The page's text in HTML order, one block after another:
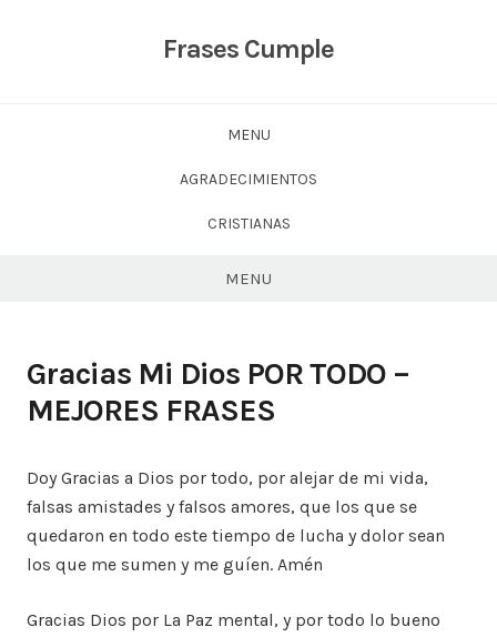
Frases Cumple
MENU
AGRADECIMIENTOS
CRISTIANAS
MENU
Gracias Mi Dios POR TODO –
MEJORES FRASES
Doy Gracias a Dios por todo, por alejar de mi vida,
falsas amistades y falsos amores, que los que se
quedaron en todo este tiempo de lucha y dolor sean
los que me sumen y me guíen. Amén
Gracias Dios por La Paz mental, y por todo lo bueno